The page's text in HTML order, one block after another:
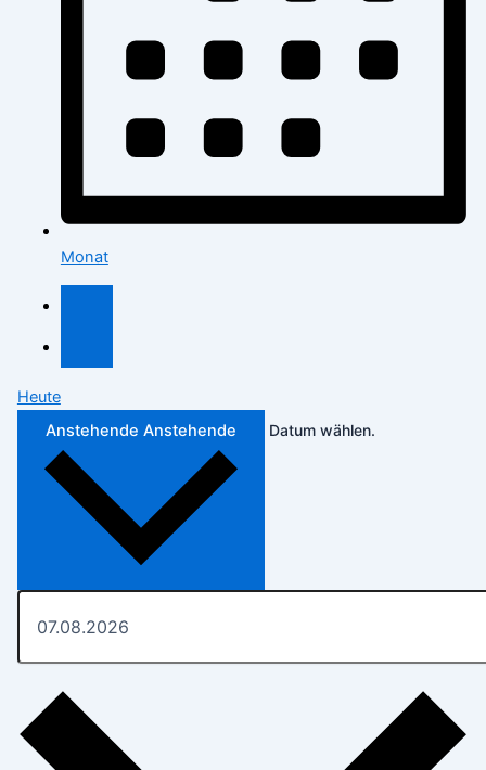
Monat
Heute
Anstehende Anstehende Datum wählen.